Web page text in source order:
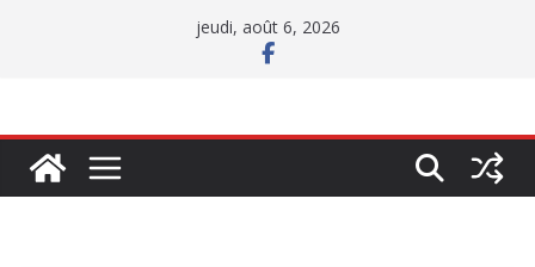
jeudi, août 6, 2026